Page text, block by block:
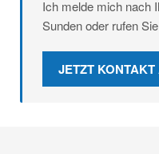
Ich melde mich nach
Sunden oder rufen
JETZT